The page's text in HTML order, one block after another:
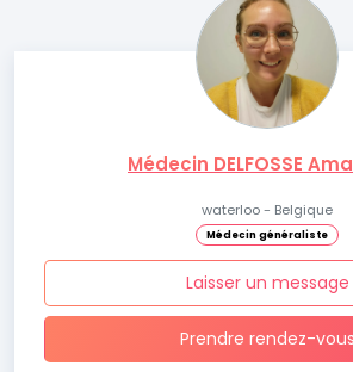
Médecin DELFOSSE
waterloo - Belgique
Médecin généraliste
Laisser un message
Prendre rendez-vous